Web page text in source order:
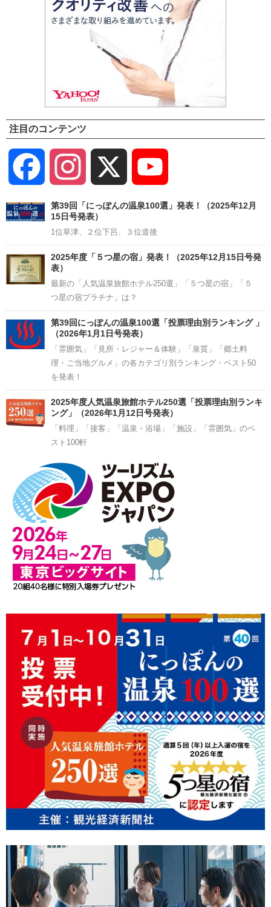
注目のコンテンツ
Facebook Instagram
Channel
第39回「にっぽんの温泉100選」発表！（2025年12月
15日号発表）
1位草津、２位下呂、３位道後
2025年度「５つ星の宿」発表！（2025年12月15日号発
表）
最新の「人気温泉旅館ホテル250選」「５つ星の宿」「５
つ星の宿プラチナ」は？
第39回にっぽんの温泉100選「投票理由別ランキング 」
（2026年1月1日号発表）
「雰囲気」「見所・レジャー＆体験」「泉質」「郷土料
理・ご当地グルメ」の各カテゴリ別ランキング・ベスト50
を発表！
2025年度人気温泉旅館ホテル250選「投票理由別ランキ
ング」（2026年1月12日号発表）
「料理」「接客」「温泉・浴場」「施設」「雰囲気」のベ
スト100軒